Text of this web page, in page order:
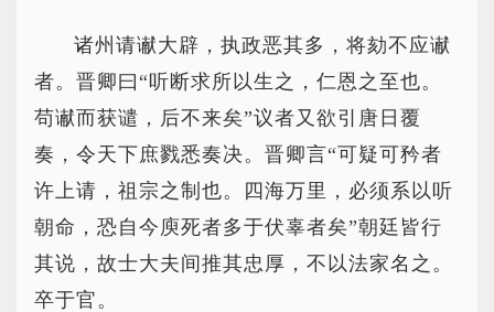
诸州请谳大辟，执政恶其多，将劾不应谳
者。晋卿曰“听断求所以生之，仁恩之至也。
苟谳而获谴，后不来矣”议者又欲引唐日覆
奏，令天下庶戮悉奏决。晋卿言“可疑可矜者
许上请，祖宗之制也。四海万里，必须系以听
朝命，恐自今庾死者多于伏辜者矣”朝廷皆行
其说，故士大夫间推其忠厚，不以法家名之。
卒于官。